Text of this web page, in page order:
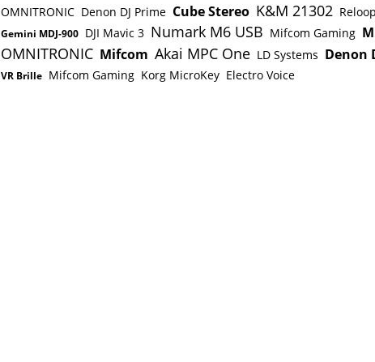
OMNITRONIC Denon DJ Prime Cube Stereo K&M 21302
Gemini MDJ-900 DJI Mavic 3 Numark M6 USB Mifcom Gaming
OMNITRONIC Mifcom Akai MPC One LD Systems Denon
VR Brille Mifcom Gaming Korg MicroKey Electro Voice